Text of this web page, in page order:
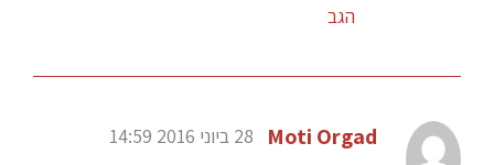
הגב
Moti Orgad 28 ביוני 2016 14:59